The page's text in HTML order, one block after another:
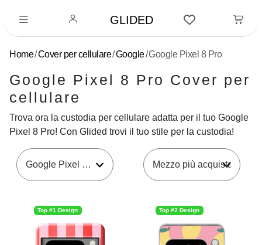
GLIDED
Home Cover per cellulare Google Google Pixel 8 Pro
Google Pixel 8 Pro Cover per
cellulare
Trova ora la custodia per cellulare adatta per il tuo Google
Pixel 8 Pro! Con Glided trovi il tuo stile per la custodia!
Google Pixel 8 Pro
Top #1 Design Top #2 Design